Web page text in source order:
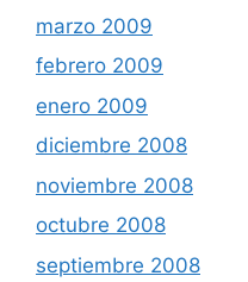
marzo 2009
febrero 2009
enero 2009
diciembre 2008
noviembre 2008
octubre 2008
septiembre 2008